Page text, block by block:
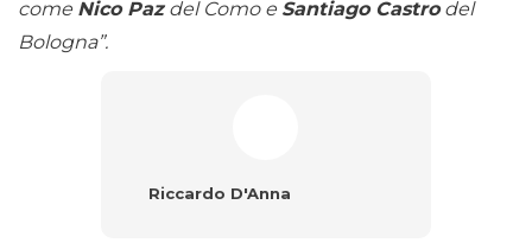
come Nico Pazdel Como e Santiago Castrodel
Bologna”.
Riccardo D'Anna